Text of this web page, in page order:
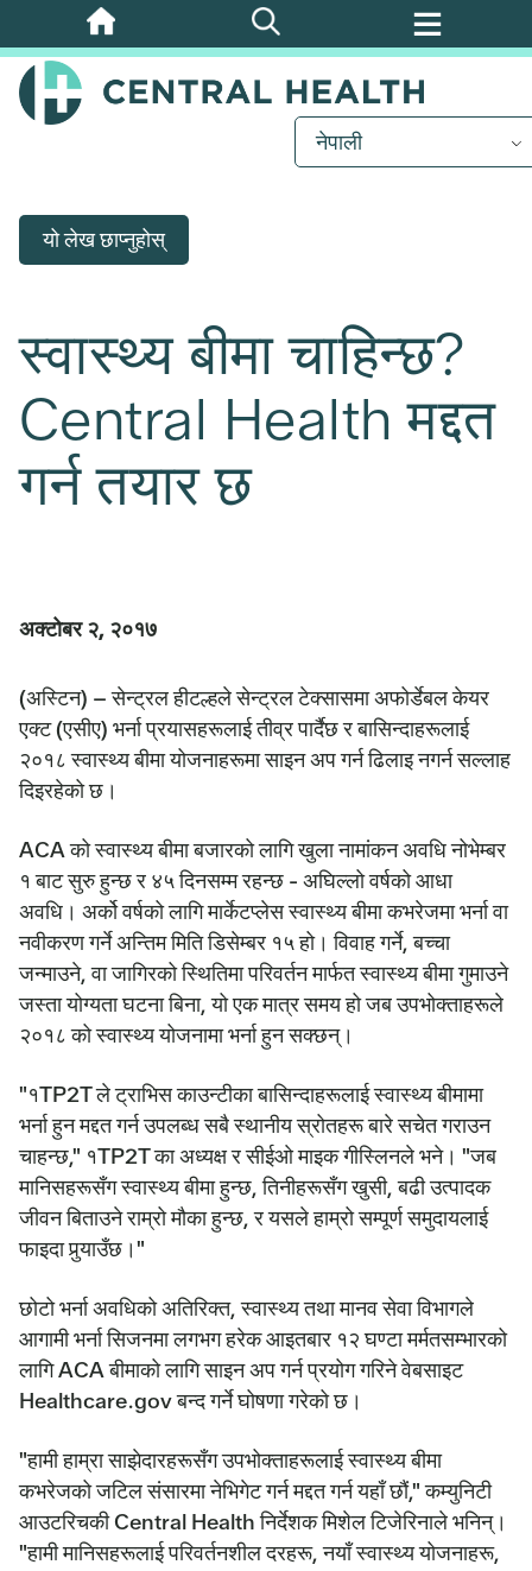
मुख्य
सामग्रीमा
जानुहोस्
नेपाली
यो लेख छाप्नुहोस्
स्वास्थ्य बीमा चाहिन्छ?
Central Health मद्दत
गर्न तयार छ
अक्टोबर २, २०१७
(अस्टिन) – सेन्ट्रल हीटल्हले सेन्ट्रल टेक्सासमा अफोर्डेबल केयर
एक्ट (एसीए) भर्ना प्रयासहरूलाई तीव्र पार्दैछ र बासिन्दाहरूलाई
२०१८ स्वास्थ्य बीमा योजनाहरूमा साइन अप गर्न ढिलाइ नगर्न सल्लाह
दिइरहेको छ।
ACA को स्वास्थ्य बीमा बजारको लागि खुला नामांकन अवधि नोभेम्बर
१ बाट सुरु हुन्छ र ४५ दिनसम्म रहन्छ - अघिल्लो वर्षको आधा
अवधि। अर्को वर्षको लागि मार्केटप्लेस स्वास्थ्य बीमा कभरेजमा भर्ना वा
नवीकरण गर्ने अन्तिम मिति डिसेम्बर १५ हो। विवाह गर्ने, बच्चा
जन्माउने, वा जागिरको स्थितिमा परिवर्तन मार्फत स्वास्थ्य बीमा गुमाउने
जस्ता योग्यता घटना बिना, यो एक मात्र समय हो जब उपभोक्ताहरूले
२०१८ को स्वास्थ्य योजनामा भर्ना हुन सक्छन्।
"१TP2T ले ट्राभिस काउन्टीका बासिन्दाहरूलाई स्वास्थ्य बीमामा
भर्ना हुन मद्दत गर्न उपलब्ध सबै स्थानीय स्रोतहरू बारे सचेत गराउन
चाहन्छ," १TP2T का अध्यक्ष र सीईओ माइक गीस्लिनले भने। "जब
मानिसहरूसँग स्वास्थ्य बीमा हुन्छ, तिनीहरूसँग खुसी, बढी उत्पादक
जीवन बिताउने राम्रो मौका हुन्छ, र यसले हाम्रो सम्पूर्ण समुदायलाई
फाइदा पुर्‍याउँछ।"
छोटो भर्ना अवधिको अतिरिक्त, स्वास्थ्य तथा मानव सेवा विभागले
आगामी भर्ना सिजनमा लगभग हरेक आइतबार १२ घण्टा मर्मतसम्भारको
लागि ACA बीमाको लागि साइन अप गर्न प्रयोग गरिने वेबसाइट
Healthcare.gov बन्द गर्ने घोषणा गरेको छ।
"हामी हाम्रा साझेदारहरूसँग उपभोक्ताहरूलाई स्वास्थ्य बीमा
कभरेजको जटिल संसारमा नेभिगेट गर्न मद्दत गर्न यहाँ छौं," कम्युनिटी
आउटरिचकी Central Health निर्देशक मिशेल टिजेरिनाले भनिन्।
"हामी मानिसहरूलाई परिवर्तनशील दरहरू, नयाँ स्वास्थ्य योजनाहरू,